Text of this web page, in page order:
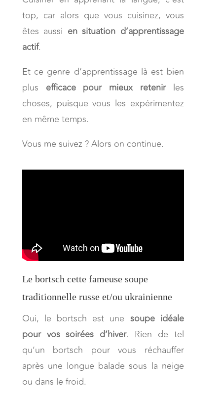
top, car alors que vous cuisinez, vous
êtes aussi en situation d’apprentissage
actif.
Et ce genre d’apprentissage là est bien
plus efficace pour mieux retenirles
choses, puisque vous les expérimentez
en même temps.
Vous me suivez ? Alors on continue.
Le bortsch cette fameuse soupe
traditionnelle russe et/ou ukrainienne
Oui, le bortsch est une soupe idéale
pour vos soirées d’hiver. Rien de tel
qu’un bortsch pour vous réchauffer
après une longue balade sous la neige
ou dans le froid.